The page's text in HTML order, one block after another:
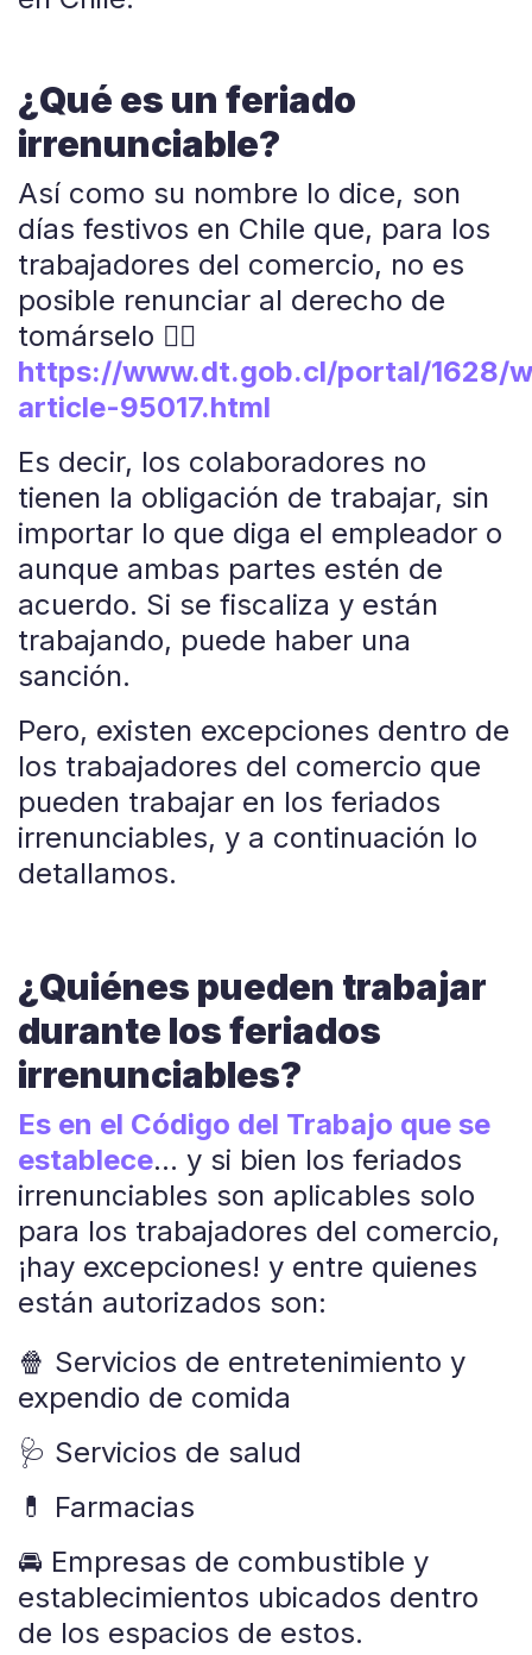
¿Qué es un feriado
irrenunciable?
Así como su nombre lo dice, son
días festivos en Chile que, para los
trabajadores del comercio, no es
posible renunciar al derecho de
tomárselo 👉🏼
https://www.dt.gob.cl/portal/1628/
article-95017.html
Es decir, los colaboradores no
tienen la obligación de trabajar, sin
importar lo que diga el empleador o
aunque ambas partes estén de
acuerdo. Si se fiscaliza y están
trabajando, puede haber una
sanción.
Pero, existen excepciones dentro de
los trabajadores del comercio que
pueden trabajar en los feriados
irrenunciables, y a continuación lo
detallamos.
¿Quiénes pueden trabajar
durante los feriados
irrenunciables?
Es en el Código del Trabajo que se
establece… y si bien los feriados
irrenunciables son aplicables solo
para los trabajadores del comercio,
¡hay excepciones! y entre quienes
están autorizados son:
🍿 Servicios de entretenimiento y
expendio de comida
🩺 Servicios de salud
💊 Farmacias
🚘 Empresas de combustible y
establecimientos ubicados dentro
de los espacios de estos.